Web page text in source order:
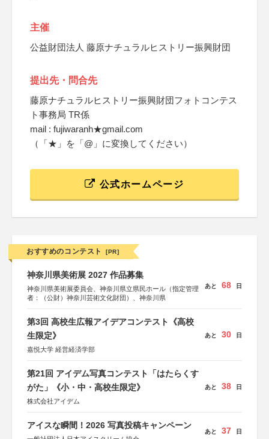
主催
公益財団法人 藤原ナチュラルヒストリー振興財団
提出先・問合先
藤原ナチュラルヒストリー振興財団フォトコンテス
ト事務局 TR係
mail : fujiwaranh★gmail.com
（「★」を「@」に変換してください）
公式ホームページ
おすすめのコンテスト [PR]
神奈川県美術展 2027 作品募集
神奈川県美術展委員会、神奈川県立県民ホール（指定管理
者：（公財）神奈川芸術文化財団）、神奈川県
あと 68 日
第3回 高校生広報アイデアコンテスト《高校
生限定》
嘉悦大学 経営経済学部
あと 30 日
第21回 アイデム写真コンテスト「はたらくす
がた」《小・中・高校生限定》
株式会社アイデム
あと 38 日
アイスな瞬間！2026 写真投稿キャンペーン
あと 37 日